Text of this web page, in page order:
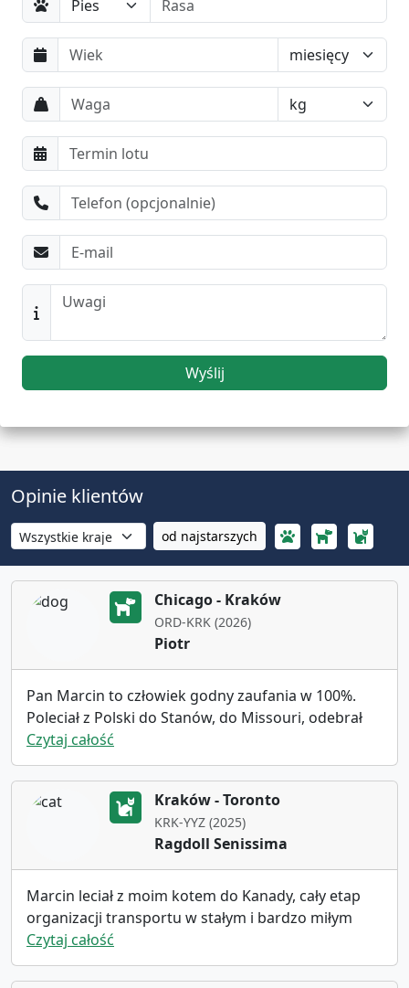
Wyślij
Opinie klientów
od najstarszych
Chicago - Kraków
ORD-KRK (2026)
Piotr
Pan Marcin to człowiek godny zaufania w 100%.
Poleciał z Polski do Stanów, do Missouri, odebrał
osobiście moją suczkę, wrócili do Chicago i
przelecieli razem do Krakowa. Szybko, sprawnie i
bez komplikacji. To człowiek, który wie co robi i zna
wszystkie szczegóły prawne przewozu, które
pozwalają na bycie spokojnym. Polecam naprawdę
i nie ma w mojej opinii nic sztucznego ani
wymyślonego.
Czytaj całość
Kraków - Toronto
KRK-YYZ (2025)
Ragdoll Senissima
Marcin leciał z moim kotem do Kanady, cały etap
organizacji transportu w stałym i bardzo miłym
kontakcie. Jestem zadowolona i jak będzie
następna okazja to skorzystam.
Czytaj całość